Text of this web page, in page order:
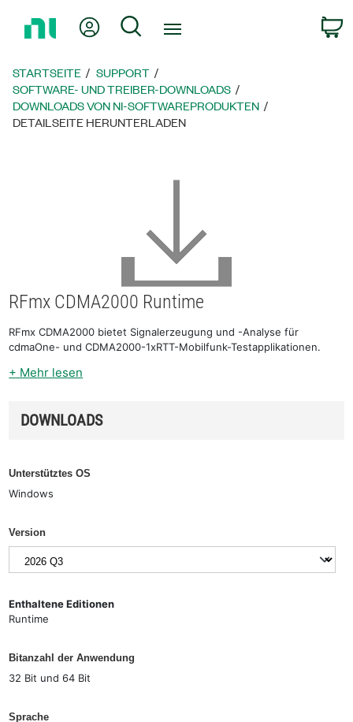
zur
Mein KontoSuche
STARTSEITE
SUPPORT
SOFTWARE- UND TREIBER-DOWNLOADS
DOWNLOADS VON NI-SOFTWAREPRODUKTEN
DETAILSEITE HERUNTERLADEN
RFmx CDMA2000 Runtime
RFmx CDMA2000 bietet Signalerzeugung und -Analyse für
cdmaOne- und CDMA2000-1xRTT-Mobilfunk-Testapplikationen.
+ Mehr lesen
DOWNLOADS
Unterstütztes OS
Windows
Version
Enthaltene Editionen
Runtime
Bitanzahl der Anwendung
32 Bit und 64 Bit
Sprache